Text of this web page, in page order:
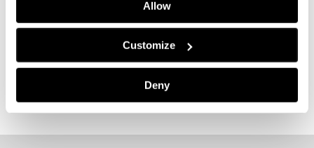
Allow
Customize
Deny